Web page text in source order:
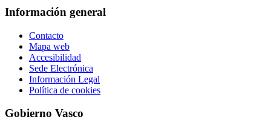
Información general
Contacto
Mapa web
Accesibilidad
Sede Electrónica
Información Legal
Política de cookies
Gobierno Vasco